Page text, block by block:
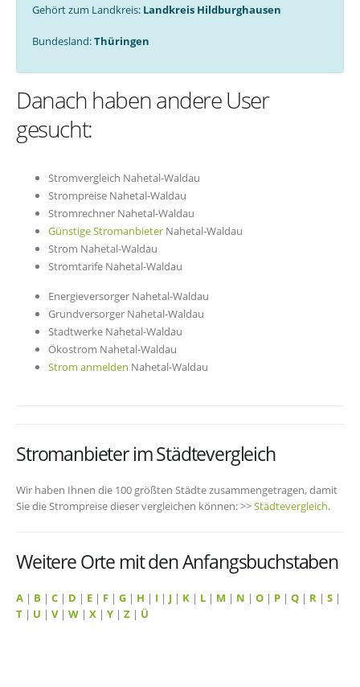
Gehört zum Landkreis: Landkreis Hildburghausen
Bundesland:Thüringen
Danach haben andere User
gesucht:
Stromvergleich Nahetal-Waldau
Strompreise Nahetal-Waldau
Stromrechner Nahetal-Waldau
Günstige Stromanbieter Nahetal-Waldau
Strom Nahetal-Waldau
Stromtarife Nahetal-Waldau
Energieversorger Nahetal-Waldau
Grundversorger Nahetal-Waldau
Stadtwerke Nahetal-Waldau
Ökostrom Nahetal-Waldau
Strom anmelden Nahetal-Waldau
Stromanbieter im Städtevergleich
Wir haben Ihnen die 100 größten Städte zusammengetragen, damit
Sie die Strompreise dieser vergleichen können: >>Städtevergleich.
Weitere Orte mit den Anfangsbuchstaben
A | B | C | D | E | F | G | H | I | J | K | L | M | N | O | P | Q | R | S |
T | U | V| W | X | Y | Z | Ü